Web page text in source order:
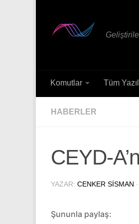
Komutlar Tüm
HABERLER
CEYD-
YAZAR: CENKER SISMAN
Şununla paylaş: